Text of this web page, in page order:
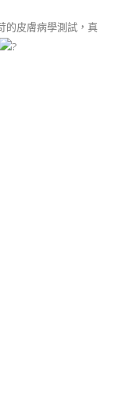
的皮膚病學測試，真